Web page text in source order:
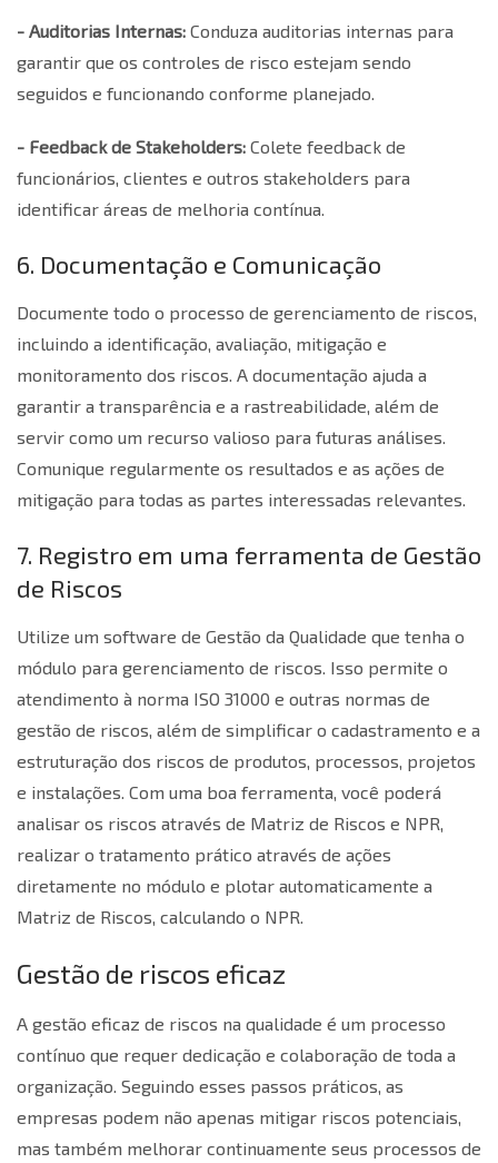
- Auditorias Internas: Conduza auditorias internas para
garantir que os controles de risco estejam sendo
seguidos e funcionando conforme planejado.
- Feedback de Stakeholders: Colete feedback de
funcionários, clientes e outros stakeholders para
identificar áreas de melhoria contínua.
6. Documentação e Comunicação
Documente todo o processo de gerenciamento de riscos,
incluindo a identificação, avaliação, mitigação e
monitoramento dos riscos. A documentação ajuda a
garantir a transparência e a rastreabilidade, além de
servir como um recurso valioso para futuras análises.
Comunique regularmente os resultados e as ações de
mitigação para todas as partes interessadas relevantes.
7. Registro em uma ferramenta de Gestão
de Riscos
Utilize um software de Gestão da Qualidade que tenha o
módulo para gerenciamento de riscos. Isso permite o
atendimento à norma ISO 31000 e outras normas de
gestão de riscos, além de simplificar o cadastramento e a
estruturação dos riscos de produtos, processos, projetos
e instalações. Com uma boa ferramenta, você poderá
analisar os riscos através de Matriz de Riscos e NPR,
realizar o tratamento prático através de ações
diretamente no módulo e plotar automaticamente a
Matriz de Riscos, calculando o NPR.
Gestão de riscos eficaz
A gestão eficaz de riscos na qualidade é um processo
contínuo que requer dedicação e colaboração de toda a
organização. Seguindo esses passos práticos, as
empresas podem não apenas mitigar riscos potenciais,
mas também melhorar continuamente seus processos de